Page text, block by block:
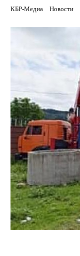
КБР-Медиа Новости